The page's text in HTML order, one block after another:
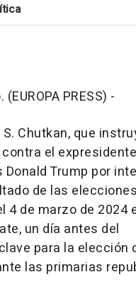
PRESS) -
Chutkan, que
el
Donald Trump por
de las
4 de marzo de 2024
un día antes del
para la elección
las primarias